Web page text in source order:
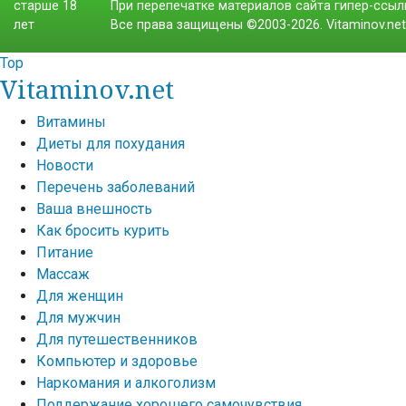
При перепечатке материалов сайта гипер-
Все права защищены ©2003-2026. Vitaminov.net
Top
Vitaminov.net
Витамины
Диеты для похудания
Новости
Перечень заболеваний
Ваша внешность
Как бросить курить
Питание
Массаж
Для женщин
Для мужчин
Для путешественников
Компьютер и здоровье
Наркомания и алкоголизм